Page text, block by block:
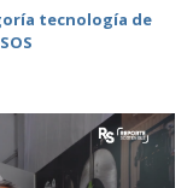
tecnología de